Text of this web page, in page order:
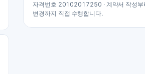
자격번호 20102017250 · 계약서 작성부
변경까지 직접 수행합니다.